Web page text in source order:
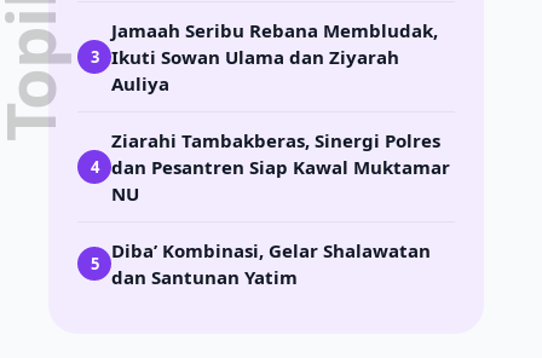
3
Jamaah Seribu Rebana Membludak,
Ikuti Sowan Ulama dan Ziyarah
Auliya
4
Ziarahi Tambakberas, Sinergi Polres
dan Pesantren Siap Kawal Muktamar
NU
5
Diba’ Kombinasi, Gelar Shalawatan
dan Santunan Yatim